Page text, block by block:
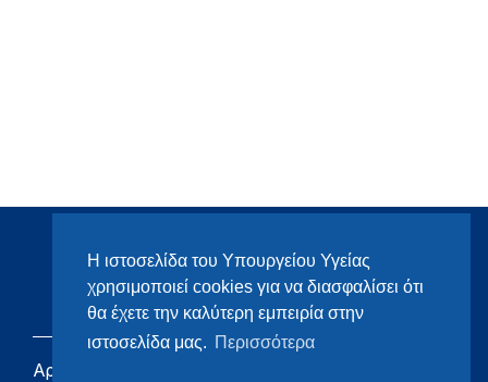
Η ιστοσελίδα του Υπουργείου Υγείας
χρησιμοποιεί cookies για να διασφαλίσει ότι
θα έχετε την καλύτερη εμπειρία στην
ιστοσελίδα μας. Περισσότερα
Αρχική